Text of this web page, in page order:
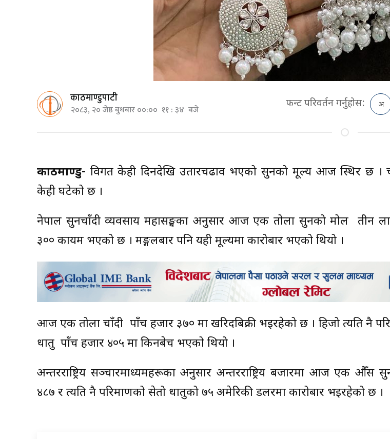
काठमाण्डुपाटी
२०८३, २० जेष्ठ बुधबार ००:०० ११ : ३४ बजे फन्ट परिवर्तन गर्नुहोस:
काठमाण्डु- विगत केही दिनदेखि उतारचढाव भएको सुनको मूल्य आज स्थिर छ ।
केही घटेको छ ।
नेपाल सुनचाँदी व्यवसाय महासङ्घका अनुसार आज एक तोला सुनको मोल रु तीन
३०० कायम भएको छ । मङ्गलबार पनि यही मूल्यमा कारोबार भएको थियो ।
आज एक तोला चाँदी रु पाँच हजार ३७० मा खरिदबिक्री भइरहेको छ । हिजो त्यति नै
धातु रु पाँच हजार ४०५ मा किनबेच भएको थियो ।
अन्तरराष्ट्रिय सञ्चारमाध्यमहरूका अनुसार अन्तरराष्ट्रिय बजारमा आज एक औँस
४८७ र त्यति नै परिमाणको सेतो धातुको ७५ अमेरिकी डलरमा कारोबार भइरहेको छ ।